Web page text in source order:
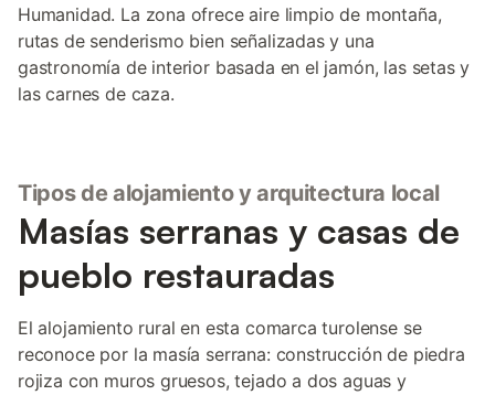
Humanidad. La zona ofrece aire limpio de montaña,
rutas de senderismo bien señalizadas y una
gastronomía de interior basada en el jamón, las setas y
las carnes de caza.
Tipos de alojamiento y arquitectura local
Masías serranas y casas de
pueblo restauradas
El alojamiento rural en esta comarca turolense se
reconoce por la masía serrana: construcción de piedra
rojiza con muros gruesos, tejado a dos aguas y